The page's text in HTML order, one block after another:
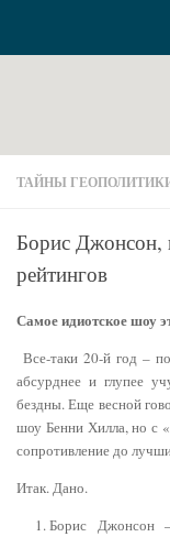
ТАЙНЫ
Борис Джонсон,
рейтингов
Самое идиотское шоу
Все-таки 20-й год –
абсурднее и глупее
бездны. Еще весной
шоу Бенни Хилла, но с
сопротивление до
Итак. Дано.
Борис Джонсон